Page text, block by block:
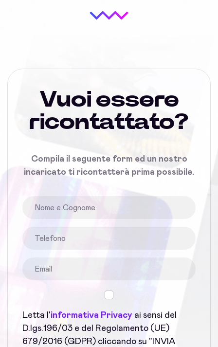
Vuoi essere
ricontattato?
Compila il seguente form ed un nostro
incaricato ti ricontatterà prima possibile.
Letta l'informativa Privacy ai sensi del
D.lgs.196/03 e del Regolamento (UE)
679/2016 (GDPR) cliccando su "INVIA